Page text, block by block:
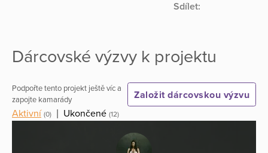
Sdílet:
Dárcovské výzvy k projektu
Podpořte tento projekt ještě víc a
zapojte kamarády
Založit dárcovskou výzvu
Aktivní (0) | Ukončené (12)